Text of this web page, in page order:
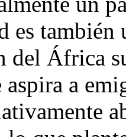
es también
del África
aspira a